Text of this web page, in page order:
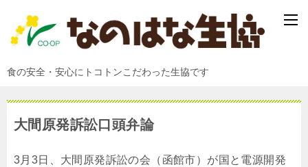
食の安全・安心にトコトンこだわった生協です
大間原発訴訟口頭弁論
3月3日、大間原発訴訟の会（函館市）が国と電源開発